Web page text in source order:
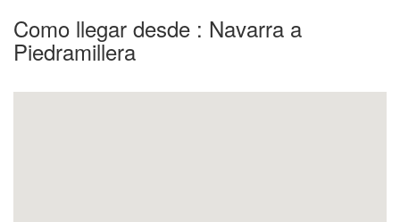
Como llegar desde : Navarra a
Piedramillera